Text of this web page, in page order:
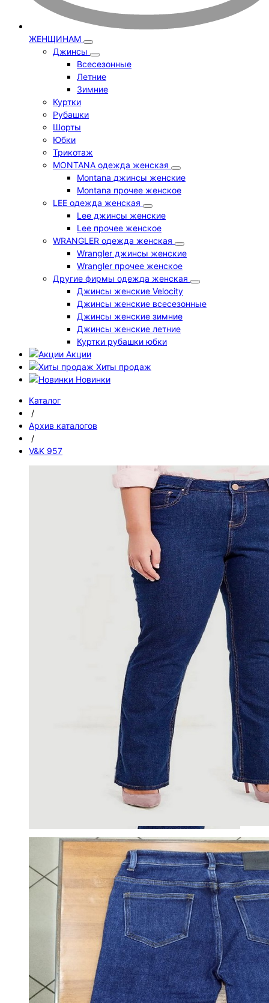
ЖЕНЩИНАМ
Джинсы
Всесезонные
Летние
Зимние
Куртки
Рубашки
Шорты
Юбки
Трикотаж
MONTANA одежда женская
Montana джинсы женские
Montana прочее женское
LEE одежда женская
Lee джинсы женские
Lee прочее женское
WRANGLER одежда женская
Wrangler джинсы женские
Wrangler прочее женское
Другие фирмы одежда женская
Джинсы женские Velocity
Джинсы женские всесезонные
Джинсы женские зимние
Джинсы женские летние
Куртки рубашки юбки
Акции
Хиты продаж
Новинки
Каталог
/
Архив каталогов
/
V&K 957